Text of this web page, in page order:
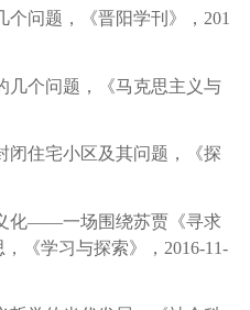
问题，《晋阳学刊》， 201
几个问题，《马克思主义与
闭住宅小区及其问题，《探
化——一场围绕苏贾《寻求
《学习与探索》， 2016-11-